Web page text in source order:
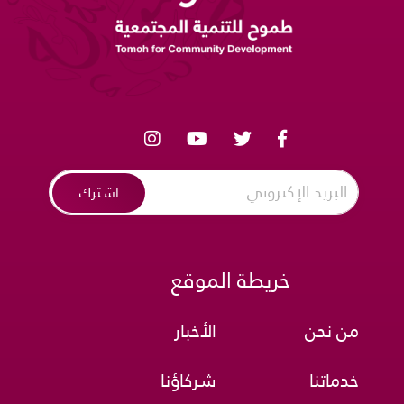
اشترك
خريطة الموقع
من نحن
خدماتنا
الأخبار
شركاؤنا